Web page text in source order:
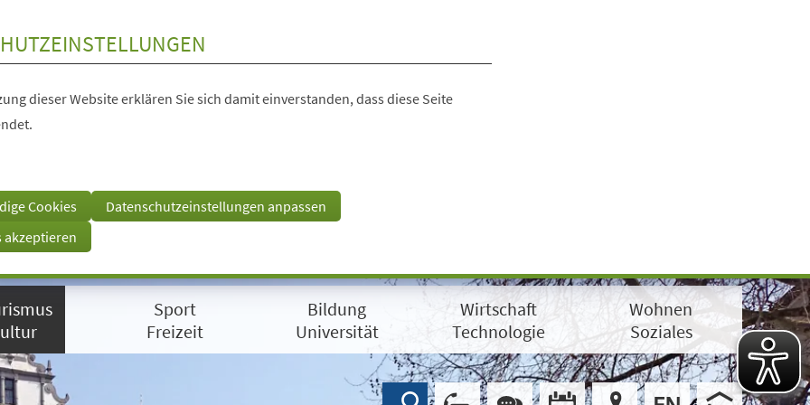
dieser Website erklären Sie sich damit einverstanden, dass diese Seite
Cookies
Datenschutzeinstellungen anpassen
akzeptieren
Sport
Freizeit
Bildung
Universität
Wirtschaft
Technologie
Wohnen
Soziales